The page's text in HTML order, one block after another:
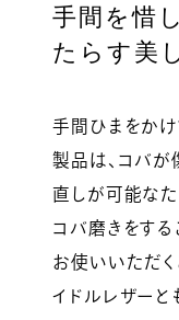
手間を惜
たらす美
手間ひまをか
製品は、コバが
直しが可能なた
コバ磨きをする
お使いいただく
イドルレザーと